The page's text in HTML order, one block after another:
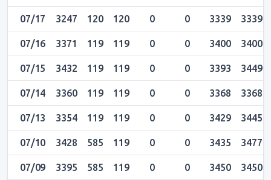
07/17 3247 120 120 0 0 3339 3339
07/16 3371 119 119 0 0 3400 3400
07/15 3432 119 119 0 0 3393 3449
07/14 3360 119 119 0 0 3368 3368
07/13 3354 119 119 0 0 3429 3445
07/10 3428 585 119 0 0 3435 3477
07/09 3395 585 119 0 0 3450 3450